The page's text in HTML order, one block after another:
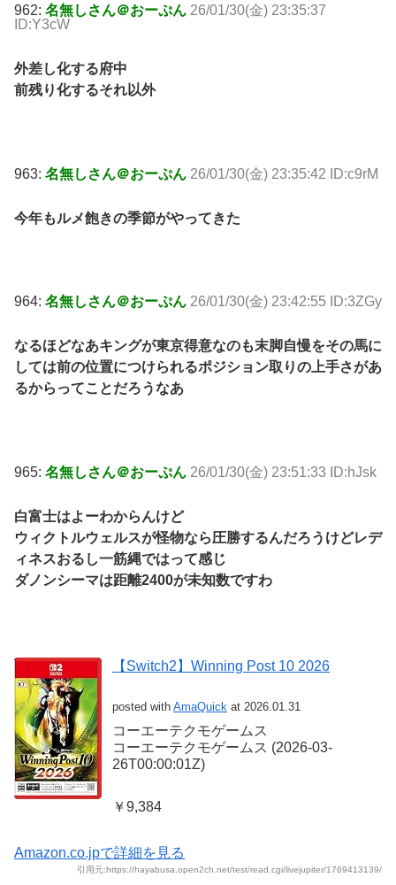
962: 名無しさん＠おーぷん 26/01/30(金) 23:35:37
ID:Y3cW
外差し化する府中
前残り化するそれ以外
963: 名無しさん＠おーぷん 26/01/30(金) 23:35:42 ID:c9rM
今年もルメ飽きの季節がやってきた
964: 名無しさん＠おーぷん 26/01/30(金) 23:42:55 ID:3ZGy
なるほどなあキングが東京得意なのも末脚自慢をその馬に
しては前の位置につけられるポジション取りの上手さがあ
るからってことだろうなあ
965: 名無しさん＠おーぷん 26/01/30(金) 23:51:33 ID:hJsk
白富士はよーわからんけど
ウィクトルウェルスが怪物なら圧勝するんだろうけどレデ
ィネスおるし一筋縄ではって感じ
ダノンシーマは距離2400が未知数ですわ
【Switch2】Winning Post 10 2026
posted with AmaQuick at 2026.01.31
コーエーテクモゲームス
コーエーテクモゲームス (2026-03-
26T00:00:01Z)
￥9,384
Amazon.co.jpで詳細を見る
引用元:https://hayabusa.open2ch.net/test/read.cgi/livejupiter/1769413139/